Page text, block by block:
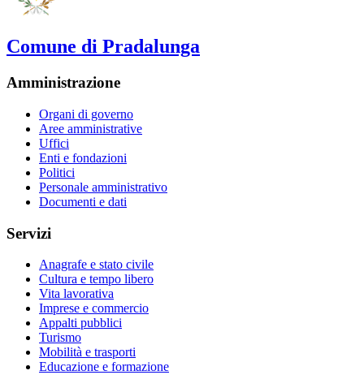
Comune di Pradalunga
Amministrazione
Organi di governo
Aree amministrative
Uffici
Enti e fondazioni
Politici
Personale amministrativo
Documenti e dati
Servizi
Anagrafe e stato civile
Cultura e tempo libero
Vita lavorativa
Imprese e commercio
Appalti pubblici
Turismo
Mobilità e trasporti
Educazione e formazione